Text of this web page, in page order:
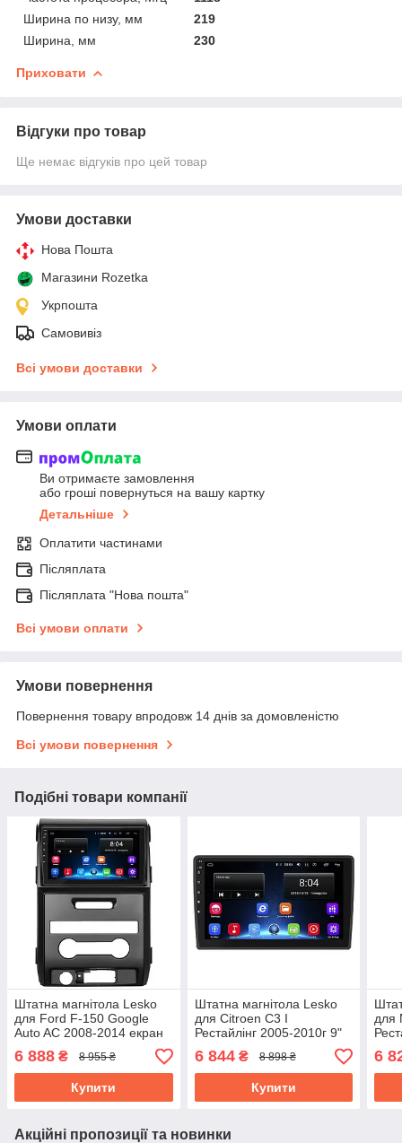
Ширина по низу, мм
219
Ширина, мм
230
Приховати
Відгуки про товар
Ще немає відгуків про цей товар
Умови доставки
Нова Пошта
Магазини Rozetka
Укрпошта
Самовивіз
Всі умови доставки
Умови оплати
Ви отримаєте замовлення
або гроші повернуться на вашу картку
Детальніше
Оплатити частинами
Післяплата
Післяплата "Нова пошта"
Всі умови оплати
Умови повернення
Повернення товару впродовж 14 днів за домовленістю
Всі умови повернення
Подібні товари компанії
Штатна магнітола Lesko
для Ford F-150 Google
Auto AC 2008-2014 екран
9" 2/32Gb Wi-Fi GPS Base
Форд
6 888 ₴ 8 955 ₴
Купити
Штатна магнітола Lesko
для Citroen C3 I
Рестайлінг 2005-2010г 9"
Android
6 844₴ 8 898 ₴
Купити
для
6
Акційні пропозиції та новинки